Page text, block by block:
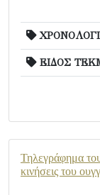
ΕΙΔΟΣ
Τηλεγράφημα
κινήσεις του